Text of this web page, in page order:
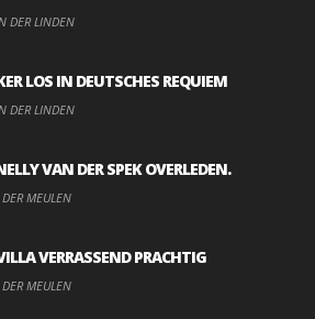
DER LINDEN
LOS IN DEUTSCHES REQUIEM
DER LINDEN
VAN DER SPEK OVERLEDEN.
MEULEN
VERRASSEND PRACHTIG
MEULEN